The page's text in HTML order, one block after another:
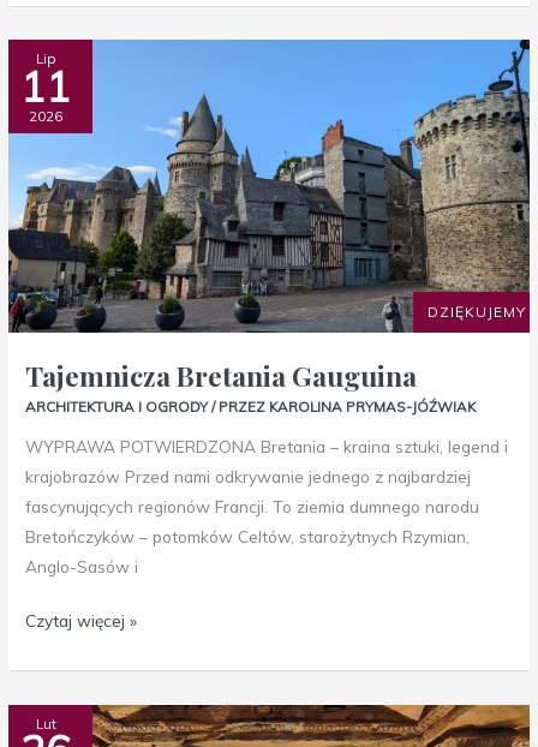
DZIĘKUJEMY
Lip
11
2026
Tajemnicza Bretania Gauguina
ARCHITEKTURA I OGRODY/ PRZEZ KAROLINA PRYMAS-JÓŹWIAK
WYPRAWA POTWIERDZONA Bretania – kraina sztuki, legend i
krajobrazów Przed nami odkrywanie jednego z najbardziej
fascynujących regionów Francji. To ziemia dumnego narodu
Bretończyków – potomków Celtów, starożytnych Rzymian,
Anglo-Sasów i
Tajemnicza
Bretania
Gauguina
Czytaj więcej »
Lut
Kair